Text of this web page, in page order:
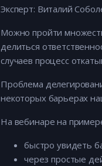
Эксперт: Виталий
Можно пройти
делиться
случаев процесс
Проблема
некоторых барьерах
На вебинаре на
быстро увидеть
через простые